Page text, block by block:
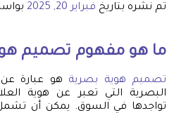
تم نشره بتاريخ فبراير 20, 2025
ما هو مفهوم تصميم
تصميم هوية بصرية هو عبارة
البصرية التي تعبر عن هوية
تواجدها في السوق. يمكن أن